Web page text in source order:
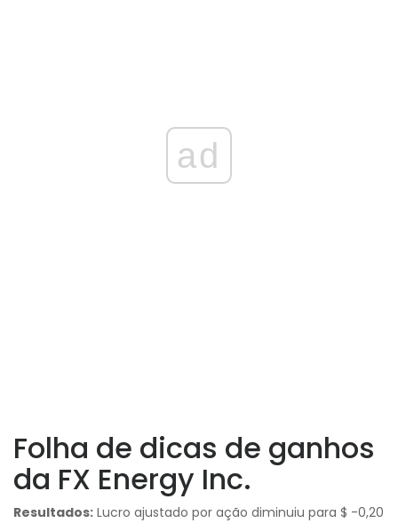
ad
Folha de dicas de ganhos
da FX Energy Inc.
Resultados: Lucro ajustado por ação diminuiu para $ -0,20